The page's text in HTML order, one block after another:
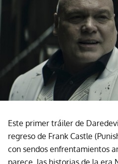
Este primer tráiler de
regreso de Frank Castle
con sendos enfrentamientos